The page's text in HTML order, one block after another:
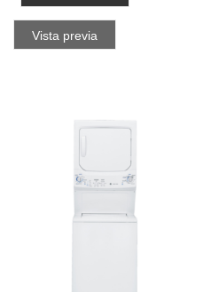
Vista previa